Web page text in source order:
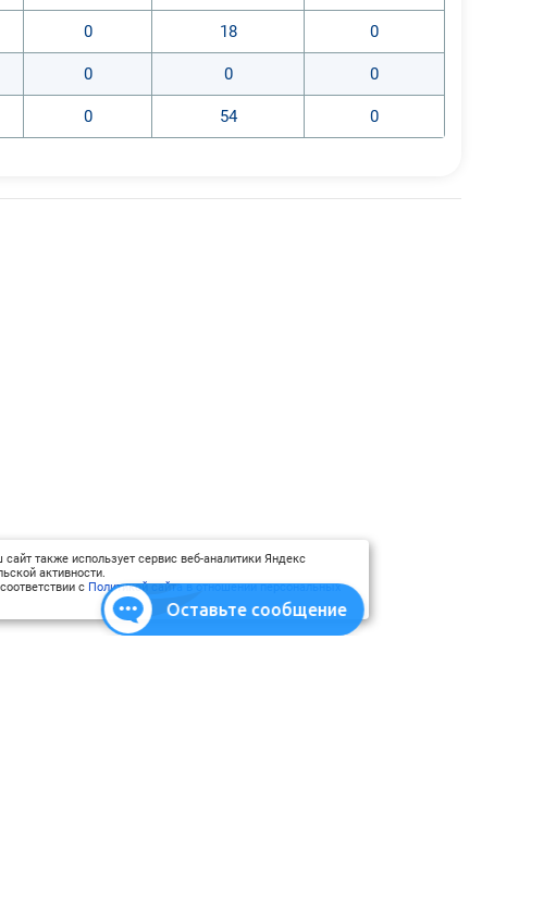
0 18 0
0 0 0
0 54 0
также использует сервис веб-аналитики Яндекс
активности.
с Политикой сайта в отношении персональных
Оставьте сообщение